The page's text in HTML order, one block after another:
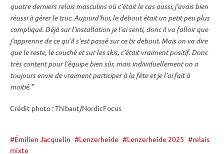
quatre derniersrelaismasculins où c’était le cas aussi, j’avais bien
réussi à gérer le truc. Aujourd’hui, ledeboutétait un petit peu plus
compliqué. Déjà sur l’installation je l’ai senti, donc il va falloir que
j’apprenne de ce qu’il s’est passé sur ce tirdebout. Mais on va dire
que le reste, lecouchéet sur les skis, c’était vraiment positif. Donc
très content pour l’équipe bien sûr, mais individuellement on a
toujours envie de vraiment participer à la fête et je l’ai fait à
moitié.”
Crédit photo : Thibaut/NordicFocus
Émilien Jacquelin Lenzerheide Lenzerheide 2025
relais
mixte